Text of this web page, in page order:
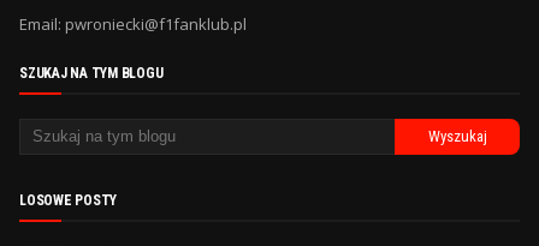
Email: pwroniecki@f1fanklub.pl
SZUKAJ NA TYM BLOGU
LOSOWE POSTY